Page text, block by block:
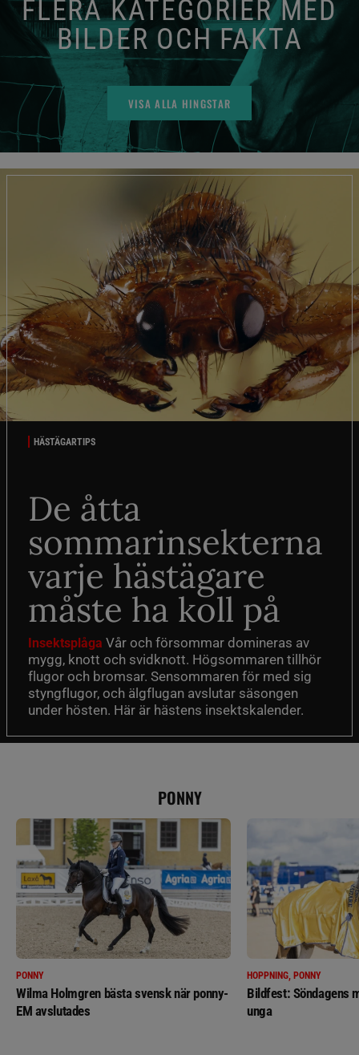
FLERA KATEGORIER MED
BILDER OCH FAKTA
VISA ALLA HINGSTAR
HÄSTÄGARTIPS
De åtta
sommarinsekterna
varje hästägare
måste ha koll på
Insektsplåga Vår och försommar domineras av
mygg, knott och svidknott. Högsommaren tillhör
flugor och bromsar. Sensommaren för med sig
styngflugor, och älgflugan avslutar säsongen
under hösten. Här är hästens insektskalender.
PONNY
PONNY
Wilma Holmgren bästa svensk när ponny-
EM avslutades
HOPPNING, PONNY
Bildfest: Söndagens
unga